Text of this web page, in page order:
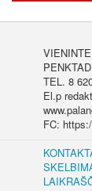
TEL. 8
El.p
FC: